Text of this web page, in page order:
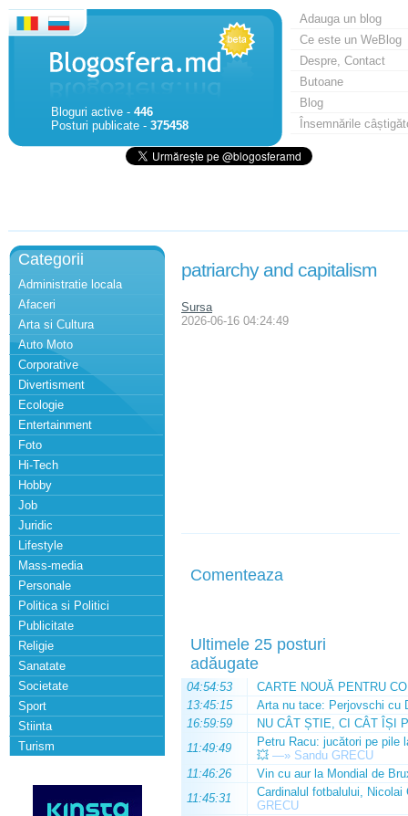
Bloguri active - 446
Posturi publicate - 375458
Adauga un blog
Ce este un WeBlog
Despre, Contact
Butoane
Blog
Însemnările
Categorii
Administratie locala
Afaceri
Arta si Cultura
Auto Moto
Corporative
Divertisment
Ecologie
Entertainment
Foto
Hi-Tech
Hobby
Job
Juridic
Lifestyle
Mass-media
Personale
Politica si Politici
Publicitate
Religie
Sanatate
Societate
Sport
Stiinta
Turism
patriarchy and capitalism
Sursa
2026-06-16 04:24:49
Comenteaza
Ultimele 25 posturi
adăugate
04:54:53
CARTE NOUĂ PENTRU
13:45:15
Arta nu tace: Perjovschi cu
16:59:59
NU CÂT ȘTIE, CI CÂT ÎȘI
11:49:49
Petru Racu: jucători pe pile
💥 —» Sandu GRECU
11:46:26
Vin cu aur la Mondial de
11:45:31
Cardinalul fotbalului,
GRECU